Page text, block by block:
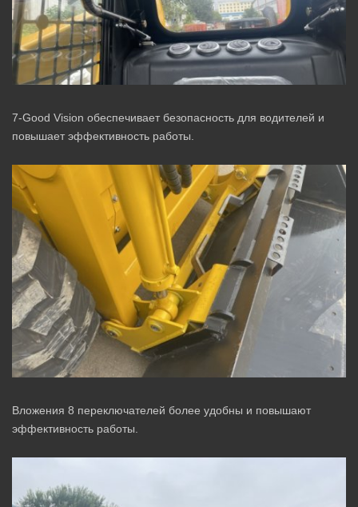
7-Good Vision обеспечивает безопасность для водителей и
повышает эффективность работы.
Вложения 8 переключателей более удобны и повышают
эффективность работы.